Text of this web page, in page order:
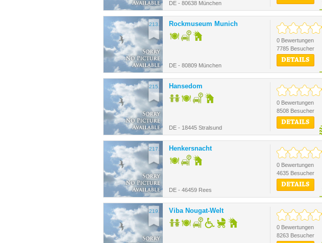
DE - 80638 München
213. Rockmuseum Munich
DE - 80809 München
0 Bewertungen
7785 Besucher
DETAILS
215. Hansedom
DE - 18445 Stralsund
0 Bewertungen
8508 Besucher
DETAILS
217. Henkersnacht
DE - 46459 Rees
0 Bewertungen
4635 Besucher
DETAILS
219. Viba Nougat-Welt
0 Bewertungen
8263 Besucher